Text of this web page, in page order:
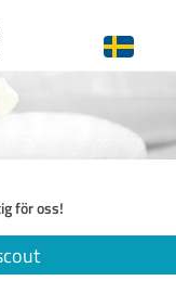
för oss!